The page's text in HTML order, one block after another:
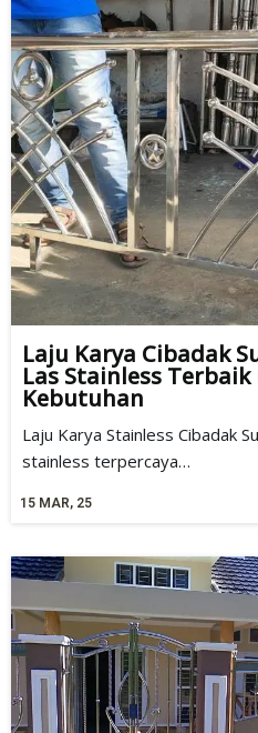
Laju Karya Cibadak
Las Stainless
Kebutuhan
15 MAR, 25
Laju Karya Stainless Cibadak
stainless terpercaya…